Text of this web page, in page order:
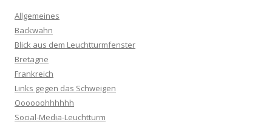
Allgemeines
Backwahn
Blick aus dem Leuchtturmfenster
Bretagne
Frankreich
Links gegen das Schweigen
Oooooohhhhhh
Social-Media-Leuchtturm